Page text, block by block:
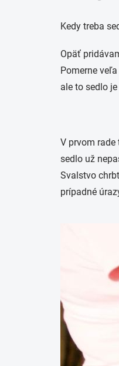
Kedy treba
Opäť
Pomerne
ale to sedlo
V prvom rade
sedlo už
Svalstvo
prípadné